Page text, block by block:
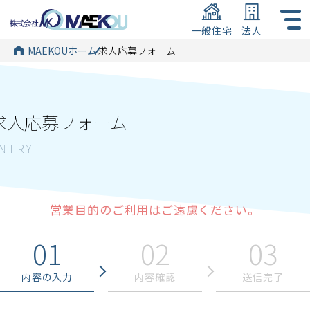
一般住宅
法人
MAEKOUホーム求人応募フォーム
人応募フォーム
営業目的のご利用はご遠慮ください。
内容の入力 内容確認 送信完了